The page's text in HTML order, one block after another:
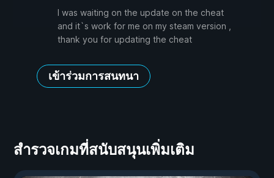
I was waiting on the update on the cheat
and it`s work for me on my steam version ,
thank you for updating the cheat
เข้าร่วมการสนทนา
สำรวจเกมที่สนับสนุนเพิ่มเติม